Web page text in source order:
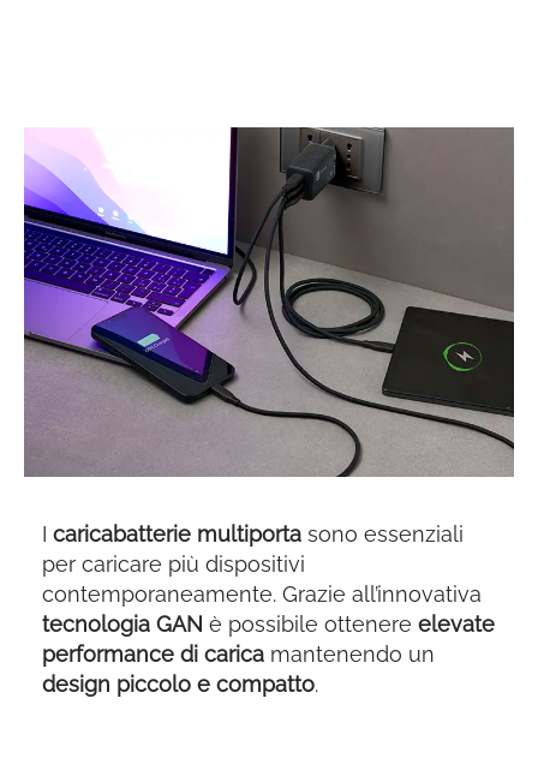
I caricabatterie multiporta sono essenziali
per caricare più dispositivi
contemporaneamente. Grazie all’innovativa
tecnologia GAN è possibile ottenere elevate
performance di carica mantenendo un
design piccolo e compatto.